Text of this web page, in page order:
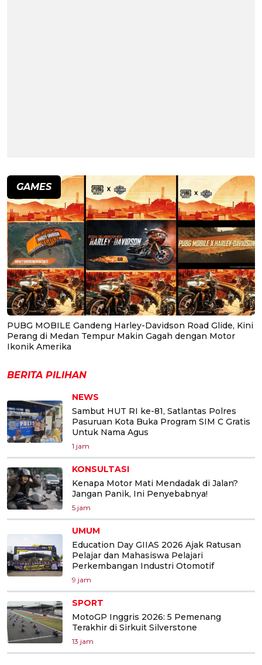
GAMES
PUBG MOBILE Gandeng Harley-Davidson Road Glide, Kini
Perang di Medan Tempur Makin Gagah dengan Motor
Ikonik Amerika
BERITA PILIHAN
NEWS
Sambut HUT RI ke-81, Satlantas Polres
Pasuruan Kota Buka Program SIM C Gratis
Untuk Nama Agus
1 jam
KONSULTASI
Kenapa Motor Mati Mendadak di Jalan?
Jangan Panik, Ini Penyebabnya!
5 jam
UMUM
Education Day GIIAS 2026 Ajak Ratusan
Pelajar dan Mahasiswa Pelajari
Perkembangan Industri Otomotif
9 jam
SPORT
MotoGP Inggris 2026: 5 Pemenang
Terakhir di Sirkuit Silverstone
13 jam